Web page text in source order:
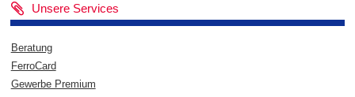
Unsere Services
Beratung
FerroCard
Gewerbe Premium